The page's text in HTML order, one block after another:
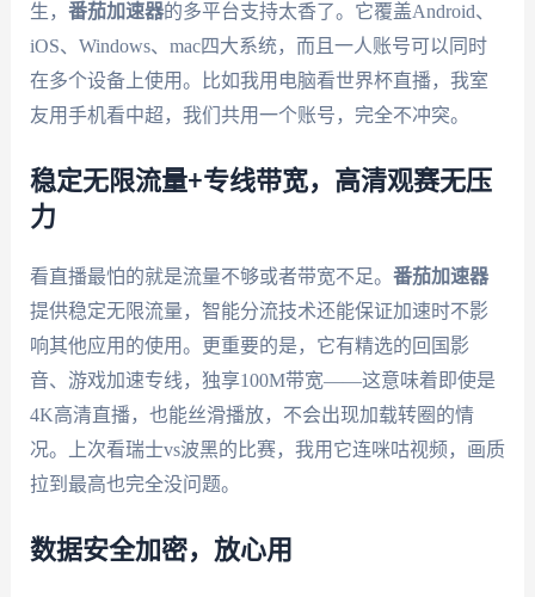
生， 番茄加速器的多平台支持太香了。它覆盖Android、
iOS、Windows、mac四大系统，而且一人账号可以同时
在多个设备上使用。比如我用电脑看世界杯直播，我室
友用手机看中超，我们共用一个账号，完全不冲突。
稳定无限流量+专线带宽，高清观赛无压
力
看直播最怕的就是流量不够或者带宽不足。 番茄加速器
提供稳定无限流量，智能分流技术还能保证加速时不影
响其他应用的使用。更重要的是，它有精选的回国影
音、游戏加速专线，独享100M带宽——这意味着即使是
4K高清直播，也能丝滑播放，不会出现加载转圈的情
况。上次看瑞士vs波黑的比赛，我用它连咪咕视频，画质
拉到最高也完全没问题。
数据安全加密，放心用